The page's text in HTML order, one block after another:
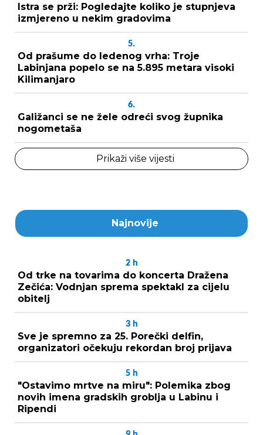
Istra se prži: Pogledajte koliko je stupnjeva
izmjereno u nekim gradovima
5.
Od prašume do ledenog vrha: Troje
Labinjana popelo se na 5.895 metara visoki
Kilimanjaro
6.
Galižanci se ne žele odreći svog župnika
nogometaša
Prikaži više vijesti
Najnovije
2 h
Od trke na tovarima do koncerta Dražena
Zečića: Vodnjan sprema spektakl za cijelu
obitelj
3 h
Sve je spremno za 25. Porečki delfin,
organizatori očekuju rekordan broj prijava
5 h
"Ostavimo mrtve na miru": Polemika zbog
novih imena gradskih groblja u Labinu i
Ripendi